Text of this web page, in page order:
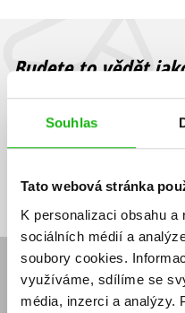
Souhlas
Tato webová stránka
K personalizaci obsahu
sociálních médií a
soubory cookies.
využíváme, sdílíme se
média, inzerci a analýzy.
Budete to vědět
Zajímá Vás, jaký knižní hit
sleva, jaká běží soutěž o ceny?
souhlasíte
mailová
adresa
mailová
adresa
Vaše e-mailová adresa
E-SHOP
Aktuality